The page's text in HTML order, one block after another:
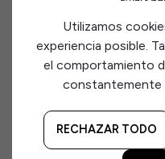
Teléfono
Utilizamos
experiencia posible.
el comportamiento
constantemente
RECHAZAR TODO